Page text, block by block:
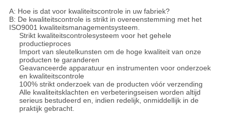
A: Hoe is dat voor kwaliteitscontrole in uw fabriek?
B: De kwaliteitscontrole is strikt in overeenstemming met het
ISO9001 kwaliteitsmanagementsysteem.
Strikt kwaliteitscontrolesysteem voor het gehele
productieproces
Import van sleutelkunsten om de hoge kwaliteit van onze
producten te garanderen
Geavanceerde apparatuur en instrumenten voor onderzoek
en kwaliteitscontrole
100% strikt onderzoek van de producten vóór verzending
Alle kwaliteitsklachten en verbeteringseisen worden altijd
serieus bestudeerd en, indien redelijk, onmiddellijk in de
praktijk gebracht.